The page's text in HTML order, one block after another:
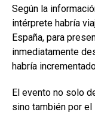
Según la
intérprete habría
España, para
inmediatamente
habría
El evento no solo
sino también por